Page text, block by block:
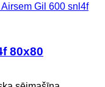
Gil 600 snl4f
80x80